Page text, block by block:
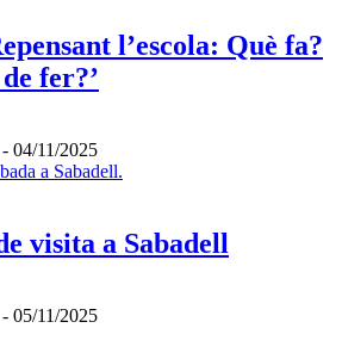
l’escola: Què fa?
fer?’
- 04/11/2025
visita a Sabadell
- 05/11/2025